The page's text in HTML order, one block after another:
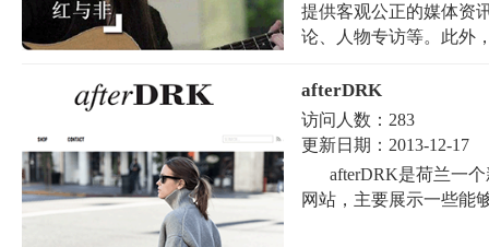
提供客观公正的媒体资
论、人物专访等。此外
afterDRK
访问人数： 283
更新日期： 2013-12-17
afterDRK是荷兰一
网站，主要展示一些能